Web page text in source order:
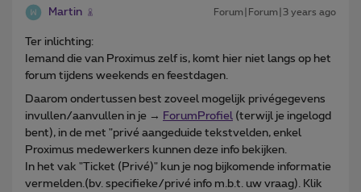
Martin Forum|Forum|3 years ago
Ter inlichting:
Iemand die van Proximus zelf is, komt hier niet langs op het
forum tijdens weekends en feestdagen.
Daarom ondertussen best zoveel mogelijk privégegevens
invullen/aanvullen in je → ForumProfiel (terwijl je ingelogd
bent), in de met "privé aangeduide tekstvelden, enkel
Proximus medewerkers kunnen deze info bekijken.
In het vak "Ticket (Privé)" kun je nog bijkomende informatie
vermelden.(bv. specifieke/privé info m.b.t. uw vraag). Klik